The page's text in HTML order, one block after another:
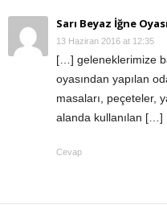
Sarı Beyaz İğne
13 Haziran 2016 at 12:35
[…] geleneklerimize
oyasından yapılan
masaları, peçeteler,
alanda kullanılan […]
Cevap